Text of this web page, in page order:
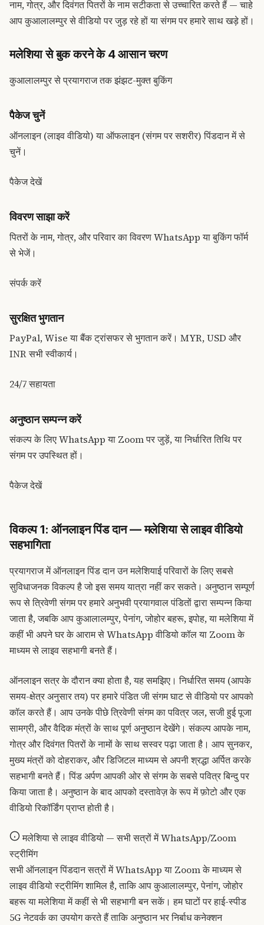
नाम, गोत्र, और दिवंगत पितरों के नाम सटीकता से उच्चारित करते हैं — चाहे
आप कुआलालम्पुर से वीडियो पर जुड़ रहे हों या संगम पर हमारे साथ खड़े हों।
मलेशिया से बुक करने के 4 आसान चरण
कुआलालम्पुर से प्रयागराज तक झंझट-मुक्त बुकिंग
पैकेज चुनें
ऑनलाइन (लाइव वीडियो) या ऑफलाइन (संगम पर सशरीर) पिंडदान में से
चुनें।
पैकेज देखें
विवरण साझा करें
पितरों के नाम, गोत्र, और परिवार का विवरण WhatsApp या बुकिंग फॉर्म
से भेजें।
संपर्क करें
सुरक्षित भुगतान
PayPal, Wise या बैंक ट्रांसफर से भुगतान करें। MYR, USD और
INR सभी स्वीकार्य।
24/7 सहायता
अनुष्ठान सम्पन्न करें
संकल्प के लिए WhatsApp या Zoom पर जुड़ें, या निर्धारित तिथि पर
संगम पर उपस्थित हों।
पैकेज देखें
विकल्प 1: ऑनलाइन पिंड दान — मलेशिया से लाइव वीडियो
सहभागिता
प्रयागराज में ऑनलाइन पिंड दानउन मलेशियाई परिवारों के लिए सबसे
सुविधाजनक विकल्प है जो इस समय यात्रा नहीं कर सकते। अनुष्ठान सम्पूर्ण
रूप से त्रिवेणी संगम पर हमारे अनुभवी प्रयागवाल पंडितों द्वारा सम्पन्न किया
जाता है, जबकि आप कुआलालम्पुर, पेनांग, जोहोर बहरू, इपोह, या मलेशिया में
कहीं भी अपने घर के आराम से WhatsApp वीडियो कॉल या Zoom के
माध्यम से लाइव सहभागी बनते हैं।
ऑनलाइन सत्र के दौरान क्या होता है, यह समझिए। निर्धारित समय (आपके
समय-क्षेत्र अनुसार तय) पर हमारे पंडित जी संगम घाट से वीडियो पर आपको
कॉल करते हैं। आप उनके पीछे त्रिवेणी संगम का पवित्र जल, सजी हुई पूजा
सामग्री, और वैदिक मंत्रों के साथ पूर्ण अनुष्ठान देखेंगे। संकल्प आपके नाम,
गोत्र और दिवंगत पितरों के नामों के साथ सस्वर पढ़ा जाता है। आप सुनकर,
मुख्य मंत्रों को दोहराकर, और डिजिटल माध्यम से अपनी श्रद्धा अर्पित करके
सहभागी बनते हैं। पिंड अर्पण आपकी ओर से संगम के सबसे पवित्र बिन्दु पर
किया जाता है। अनुष्ठान के बाद आपको दस्तावेज़ के रूप में फ़ोटो और एक
वीडियो रिकॉर्डिंग प्राप्त होती है।
मलेशिया से लाइव वीडियो — सभी सत्रों में WhatsApp/Zoom
स्ट्रीमिंग
सभी ऑनलाइन पिंडदान सत्रों में WhatsApp या Zoom के माध्यम से
लाइव वीडियो स्ट्रीमिंग शामिल है, ताकि आप कुआलालम्पुर, पेनांग, जोहोर
बहरू या मलेशिया में कहीं से भी सहभागी बन सकें। हम घाटों पर हाई-स्पीड
5G नेटवर्क का उपयोग करते हैं ताकि अनुष्ठान भर निर्बाध कनेक्शन